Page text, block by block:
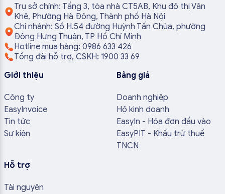
Trụ sở chính: Tầng 3, tòa nhà CT5AB, Khu đô thị Văn
Khê, Phường Hà Đông, Thành phố Hà Nội
Chi nhánh: Số H.54 đường Huỳnh Tấn Chùa, phường
Đông Hưng Thuận, TP Hồ Chí Minh
Hotline mua hàng: 0986 633 426
Tổng đài hỗ trợ, CSKH: 1900 33 69
Giới thiệu
Công ty
EasyInvoice
Tin tức
Sự kiện
Bảng giá
Doanh nghiệp
Hộ kinh doanh
EasyIn - Hóa đơn đầu vào
EasyPIT - Khấu trừ thuế
TNCN
Hỗ trợ
Tài nguyên